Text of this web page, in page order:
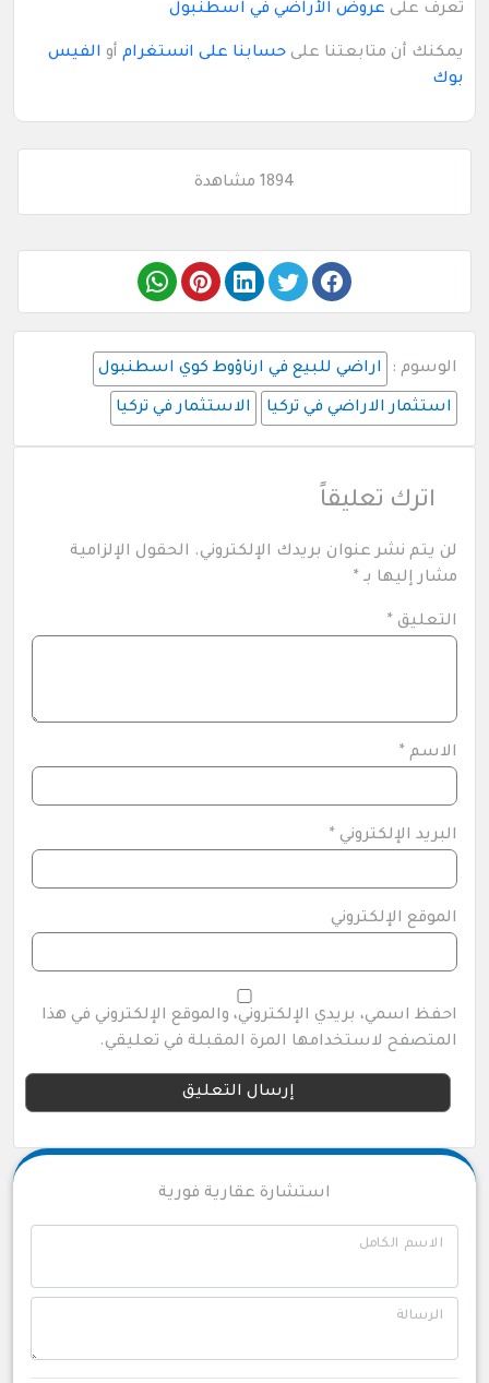
تعرف على عروض الأراضي في اسطنبول
يمكنك أن متابعتنا على حسابنا على انستغرام أو الفيس
بوك
1894 مشاهدة
الوسوم : اراضي للبيع في ارناؤوط كوي اسطنبول
استثمار الاراضي في تركيا الاستثمار في تركيا
اترك تعليقاً
لن يتم نشر عنوان بريدك الإلكتروني. الحقول الإلزامية
مشار إليها بـ *
التعليق *
الاسم *
البريد الإلكتروني *
الموقع الإلكتروني
احفظ اسمي، بريدي الإلكتروني، والموقع الإلكتروني في هذا
المتصفح لاستخدامها المرة المقبلة في تعليقي.
استشارة عقارية فورية
الاسم الكامل
الرسالة